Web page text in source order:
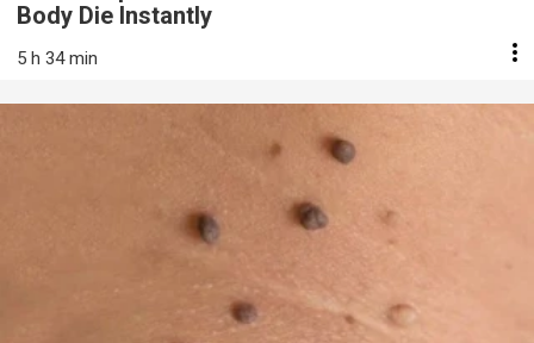
Body Die Instantly
5 h 34 min